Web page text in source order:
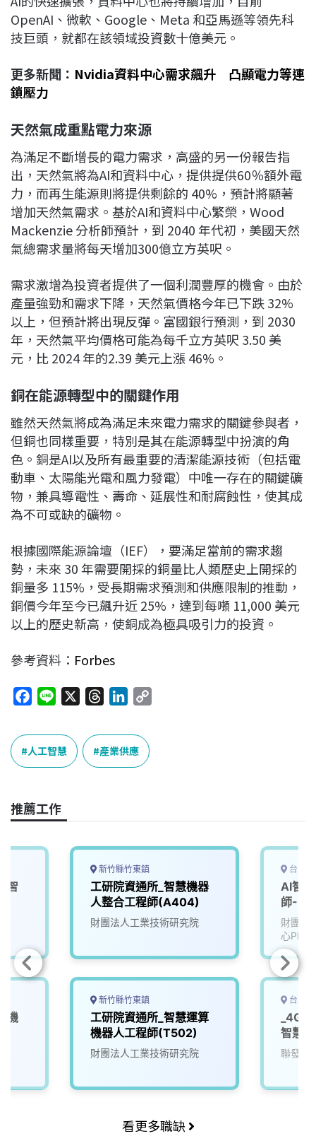
OpenAI、微軟、Google、Meta 和亞馬遜等領先科
技巨頭，就都在該領域投資數十億美元。
更多新聞： Nvidia資料中心需求飆升 凸顯電力等連
鎖壓力
天然氣成重點電力來源
為滿足不斷增長的電力需求，高盛的另一份報告指
出，天然氣將為AI和資料中心，提供提供60％額外電
力，而再生能源則將提供剩餘的 40%，預計將顯著
增加天然氣需求。基於AI和資料中心繁榮，Wood
Mackenzie 分析師預計，到 2040 年代初，美國天然
氣總需求量將每天增加300億立方英呎。
需求激增為投資者提供了一個利潤豐厚的機會。由於
產量強勁和需求下降，天然氣價格今年已下跌 32%
以上，但預計將出現反彈。富國銀行預測，到 2030
年，天然氣平均價格可能為每千立方英呎 3.50 美
元，比 2024 年的2.39 美元上漲 46%。
銅在能源轉型中的關鍵作用
雖然天然氣將成為滿足未來電力需求的關鍵參與者，
但銅也同樣重要，特別是其在能源轉型中扮演的角
色。銅是AI以及所有最重要的清潔能源技術（包括電
動車、太陽能光電和風力發電）中唯一存在的關鍵礦
物，兼具導電性、壽命、延展性和耐腐蝕性，使其成
為不可或缺的礦物。
根據國際能源論壇（IEF），要滿足當前的需求趨
勢，未來 30 年需要開採的銅量比人類歷史上開採的
銅量多 115%，受長期需求預測和供應限制的推動，
銅價今年至今已飆升近 25%，達到每噸 11,000 美元
以上的歷史新高，使銅成為極具吸引力的投資。
參考資料： Forbes
c
e
b
o
k
n
e
r
e
a
n
k
e
n
k
人工智慧 產業供應
推薦工作
智
機
新竹縣竹東鎮
工研院資通所_智慧機器
人整合工程師(A404)
財團法人工業技術研究院
新竹縣竹東鎮
工研院資通所_智慧運算
機器人工程師(T502)
財團法人工業技術研究院
台中
AI智
師-
財團法
心PMC
台北
_4G/
智慧
聯發科
看更多職缺